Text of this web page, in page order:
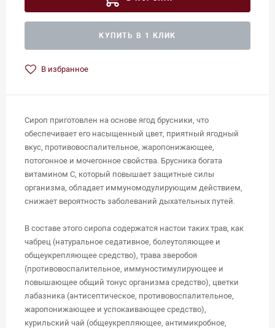
КУПИТЬ В 1 КЛИК
В избранное
Сироп приготовлен на основе ягод брусники, что
обеспечивает его насыщенный цвет, приятный ягодный
вкус, противовоспалительное, жаропонижающее,
потогонное и мочегонное свойства. Брусника богата
витамином С, который повышает защитные силы
организма, обладает иммуномодулирующим действием,
снижает вероятность заболеваний дыхательных путей.
В составе этого сиропа содержатся настои таких трав, как
чабрец (натуральное седативное, болеутоляющее и
общеукрепляющее средство), трава зверобоя
(противовоспалительное, иммуностимулирующее и
повышающее общий тонус организма средство), цветки
лабазника (антисептическое, противовоспалительное,
жаропонижающее и успокаивающее средство),
курильский чай (общеукрепляющее, антимикробное,